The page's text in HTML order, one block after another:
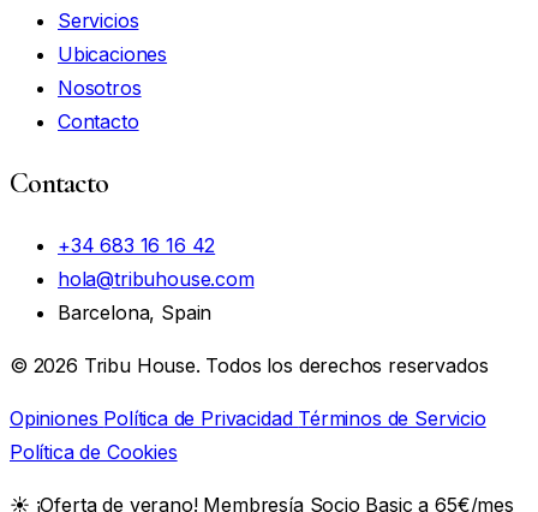
Servicios
Ubicaciones
Nosotros
Contacto
Contacto
+34 683 16 16 42
hola@tribuhouse.com
Barcelona, Spain
© 2026 Tribu House. Todos los derechos reservados
Opiniones Política de Privacidad Términos de Servicio
Política de Cookies
☀️ ¡Oferta de verano! Membresía Socio Basic a 65€/mes